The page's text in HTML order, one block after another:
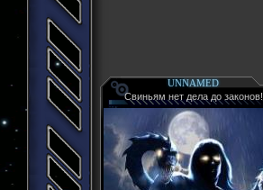
UNNAMED
Свиньям нет дела до законов!